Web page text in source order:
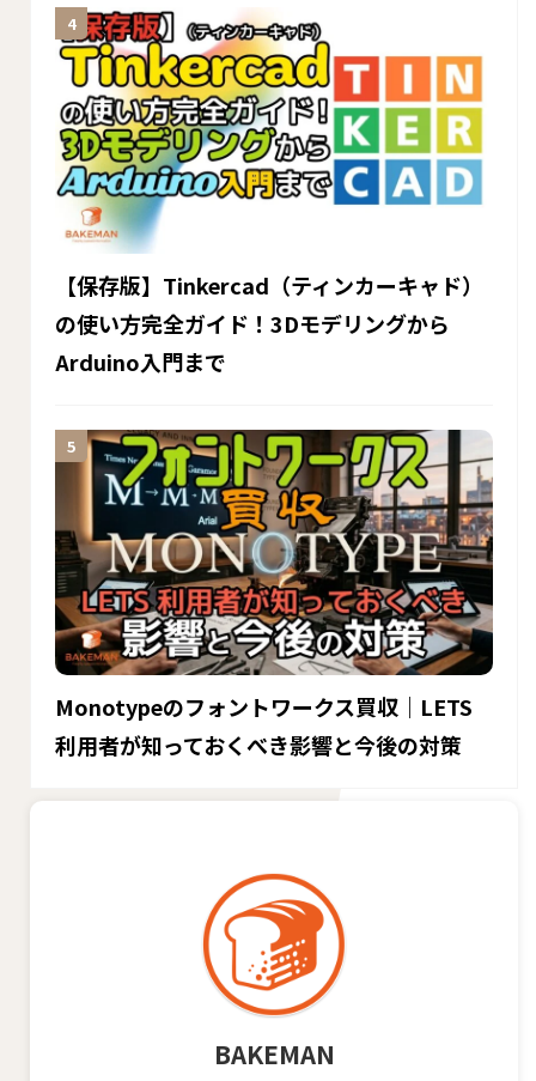
【保存版】Tinkercad（ティンカーキャド）
の使い方完全ガイド！3Dモデリングから
Arduino入門まで
Monotypeのフォントワークス買収｜LETS
利用者が知っておくべき影響と今後の対策
BAKEMAN